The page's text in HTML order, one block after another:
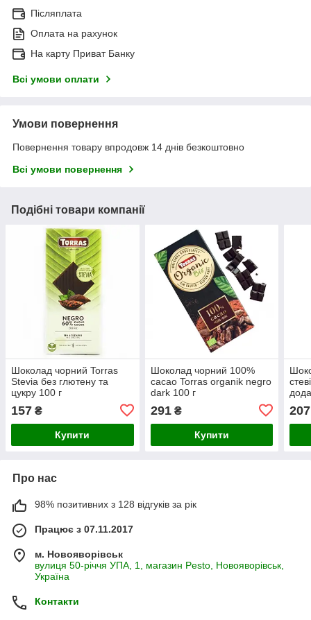
Післяплата
Оплата на рахунок
На карту Приват Банку
Всі умови оплати
Умови повернення
Повернення товару впродовж 14 днів безкоштовно
Всі умови повернення
Подібні товари компанії
Шоколад чорний Torras
Stevia без глютену та
цукру 100 г
157 ₴
Купити
Шоколад чорний 100%
cacao Torras organik negro
dark 100 г
291₴
Купити
207
Про нас
98% позитивних з 128 відгуків за рік
Працює з 07.11.2017
м. Новояворівськ
вулиця 50-річчя УПА, 1, магазин Pesto, Новояворівськ,
Україна
Контакти